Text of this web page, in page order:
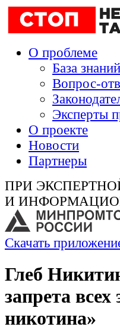
О проблеме
База знаний
Вопрос-
Эксперты
О проекте
Новости
Партнеры
ПРИ
И
Скачать
Глеб
запрета
никотина»